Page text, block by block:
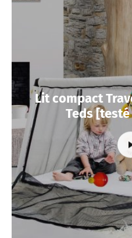
Lit compact
Teds